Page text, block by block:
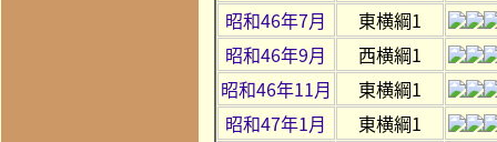
昭和46年7月
東横綱1
昭和46年9月
西横綱1
昭和46年11月
東横綱1
昭和47年1月
東横綱1